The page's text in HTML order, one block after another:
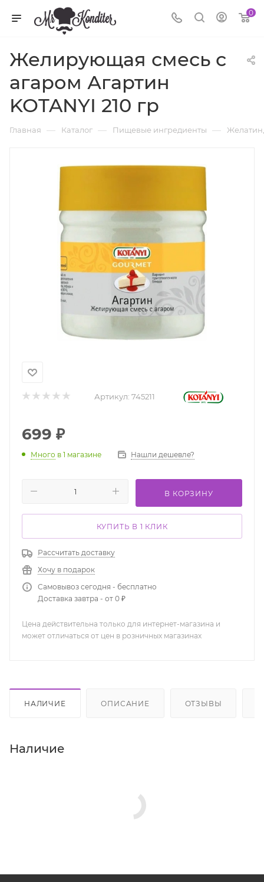
0
Желирующая смесь с
агаром Агартин
KOTANYI 210 гр
Главная — Каталог — Пищевые ингредиенты —
Артикул: 745211
699 ₽
Много в 1 магазине Нашли дешевле?
В КОРЗИНУ
КУПИТЬ В 1 КЛИК
Рассчитать доставку
Хочу в подарок
Самовывоз сегодня - бесплатно
Доставка завтра - от 0 ₽
Цена действительна только для интернет-магазина и
может отличаться от цен в розничных магазинах
НАЛИЧИЕ ОПИСАНИЕ ОТЗЫВЫ
Наличие